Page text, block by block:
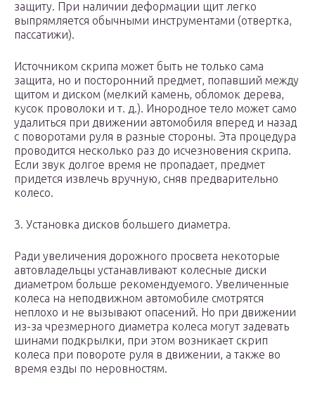
защиту. При наличии деформации щит легко
выпрямляется обычными инструментами (отвертка,
пассатижи).
Источником скрипа может быть не только сама
защита, но и посторонний предмет, попавший между
щитом и диском (мелкий камень, обломок дерева,
кусок проволоки и т. д.). Инородное тело может само
удалиться при движении автомобиля вперед и назад
с поворотами руля в разные стороны. Эта процедура
проводится несколько раз до исчезновения скрипа.
Если звук долгое время не пропадает, предмет
придется извлечь вручную, сняв предварительно
колесо.
3. Установка дисков большего диаметра.
Ради увеличения дорожного просвета некоторые
автовладельцы устанавливают колесные диски
диаметром больше рекомендуемого. Увеличенные
колеса на неподвижном автомобиле смотрятся
неплохо и не вызывают опасений. Но при движении
из-за чрезмерного диаметра колеса могут задевать
шинами подкрылки, при этом возникает скрип
колеса при повороте руля в движении, а также во
время езды по неровностям.